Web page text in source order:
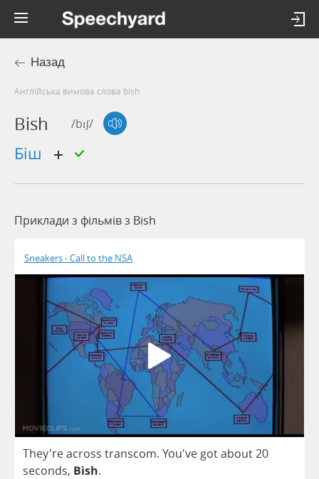
Назад
Англійська вимова слова bish
Bish /bɪʃ/
біш
Приклади з фільмів з Bish
Sneakers - Call to the NSA
They'reacross transcom. You've gotabout20
seconds, Bish.